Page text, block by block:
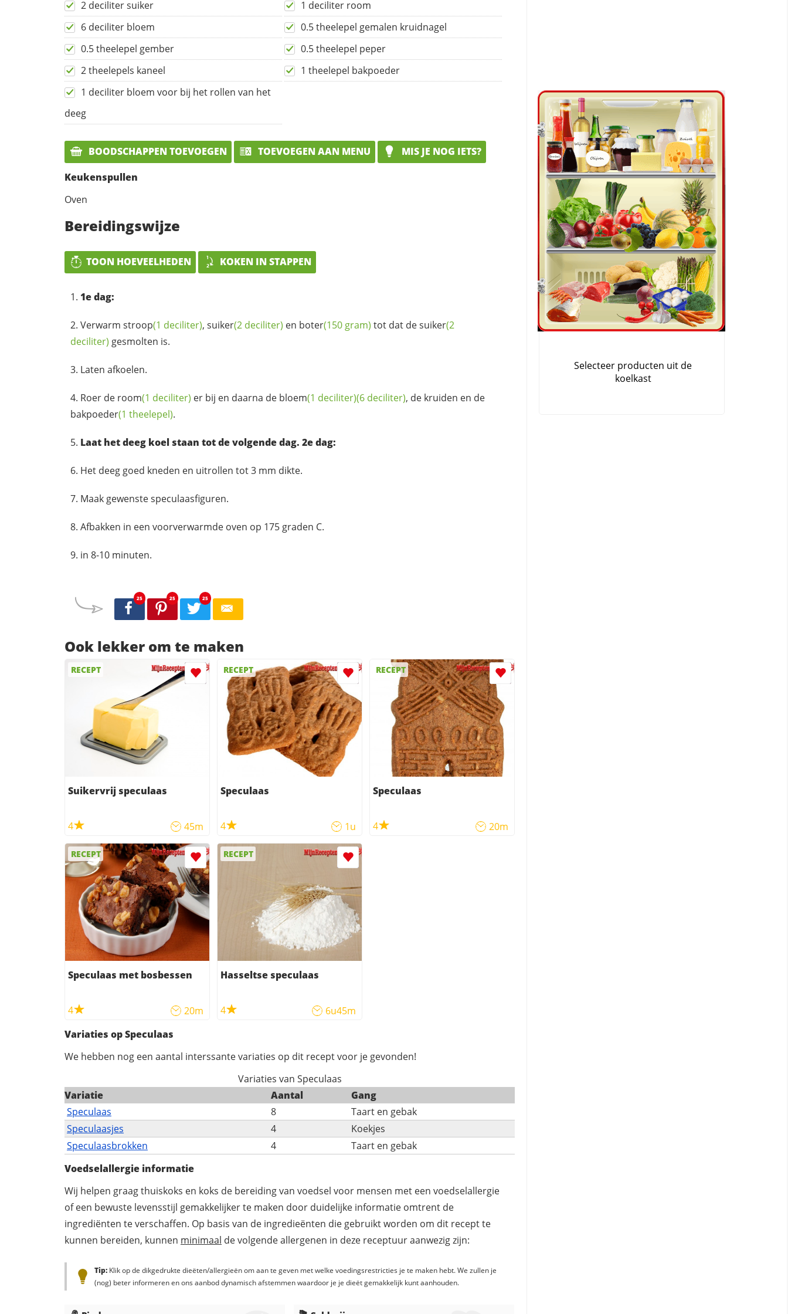
2 deciliter suiker
1 deciliter room
6 deciliter bloem
0.5 theelepel gemalen kruidnagel
0.5 theelepel gember
0.5 theelepel peper
2 theelepels kaneel
1 theelepel bakpoeder
1 deciliter bloem voor bij het rollen van het
deeg
BOODSCHAPPEN TOEVOEGEN TOEVOEGEN AAN MENU
MIS JE NOG IETS?
Keukenspullen
Oven
Bereidingswijze
TOON HOEVEELHEDEN KOKEN IN STAPPEN
1e dag:
Verwarm stroop(1 deciliter), suiker(2 deciliter) en boter(150 gram) tot dat desuiker(2
deciliter) gesmolten is.
Laten afkoelen.
Roer de room(1 deciliter) er bij en daarna de bloem(1 deciliter)(6 deciliter), de kruiden en de
bakpoeder(1 theelepel).
Laat het deeg koel staan tot de volgende dag. 2e dag:
Het deeg goed kneden en uitrollen tot 3 mm dikte.
Maak gewenste speculaasfiguren.
Afbakken in een voorverwarmde oven op 175 graden C.
in 8-10 minuten.
25 25 25
Ook lekker om te maken
RECEPT
Suikervrij speculaas
4 45m
RECEPT
Speculaas
4 1u
RECEPT
Speculaas
4 20m
RECEPT
Speculaas met bosbessen
4 20m
RECEPT
Hasseltse speculaas
4
6u45m
Variaties op Speculaas
We hebben nog een aantal interssante variaties op dit recept voor je gevonden!
Variaties van Speculaas
Variatie
Aantal
Gang
Speculaas
8
Taart en gebak
Speculaasjes
4
Koekjes
Speculaasbrokken
4
Taart en gebak
Voedselallergie informatie
Wij helpen graag thuiskoks en koks de bereiding van voedsel voor mensen met een voedselallergie
of een bewuste levensstijl gemakkelijker te maken door duidelijke informatie omtrent de
ingrediënten te verschaffen. Op basis van de ingredieënten die gebruikt worden om dit recept te
kunnen bereiden, kunnen minimaal de volgende allergenen in deze receptuur aanwezig zijn:
Tip: Klik op de dikgedrukte dieëten/allergieën om aan te geven met welke voedingsrestricties je te maken hebt. We zullen je
(nog) beter informeren en ons aanbod dynamisch afstemmen waardoor je je dieët gemakkelijk kunt aanhouden.